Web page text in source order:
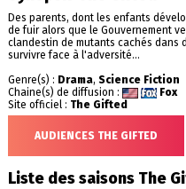
Des parents, dont les enfants
de fuir alors que le Gouvernement
clandestin de mutants cachés dans
survivre face à l'adversité...
Genre(s) : Drama, Science Fiction
Chaine(s) de diffusion :
Fox
Site officiel : The Gifted
AUDIENCES THE GIFTED
Liste des saisons The